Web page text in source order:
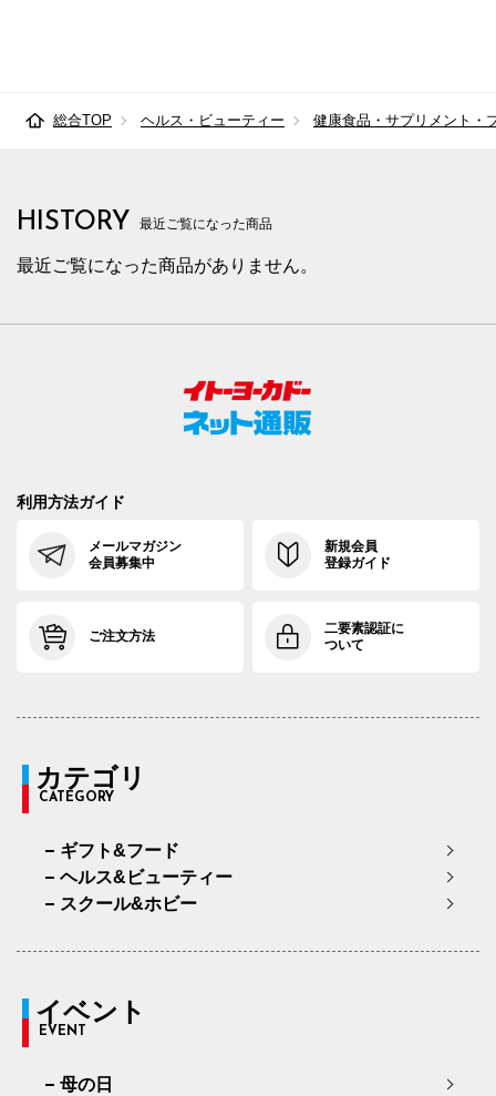
総合TOP ヘルス・ビューティー 健康食品・サプリメント・
HISTORY 最近ご覧になった商品
最近ご覧になった商品がありません。
利用方法ガイド
メールマガジン
会員募集中
新規会員
登録ガイド
ご注文方法
二要素認証に
ついて
カテゴリ
CATEGORY
ギフト&フード
ヘルス&ビューティー
スクール&ホビー
イベント
EVENT
母の日